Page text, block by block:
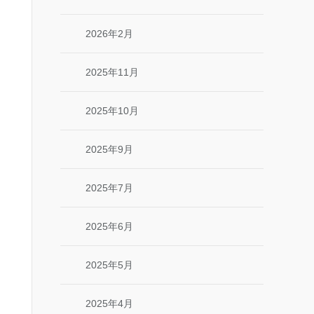
2026年2月
2025年11月
2025年10月
2025年9月
2025年7月
2025年6月
2025年5月
2025年4月